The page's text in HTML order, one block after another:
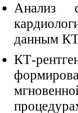
Анализ
данным
КТ-